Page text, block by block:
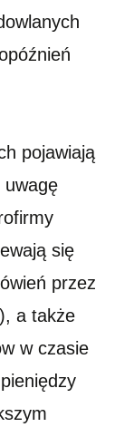
pojawiają
uwagę
się
przez
a także
w czasie